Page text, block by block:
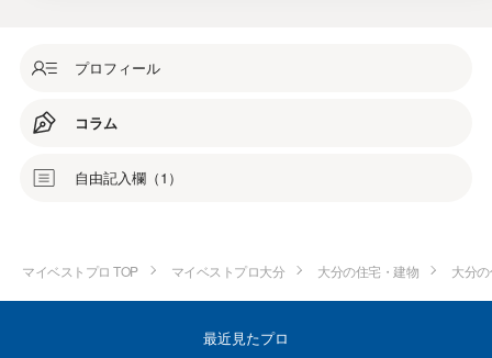
プロフィール
コラム
自由記入欄（1）
マイベストプロ TOP マイベストプロ大分 大分の住宅・建物 大分
最近見たプロ